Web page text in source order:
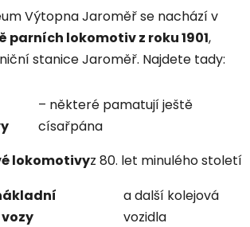
Výtopna Jaroměř se nachází v
parních lokomotiv z roku 1901,
stanice Jaroměř. Najdete tady:
– některé pamatují ještě
císařpána
lokomotivyz 80. let minulého století
a další kolejová
vozidla